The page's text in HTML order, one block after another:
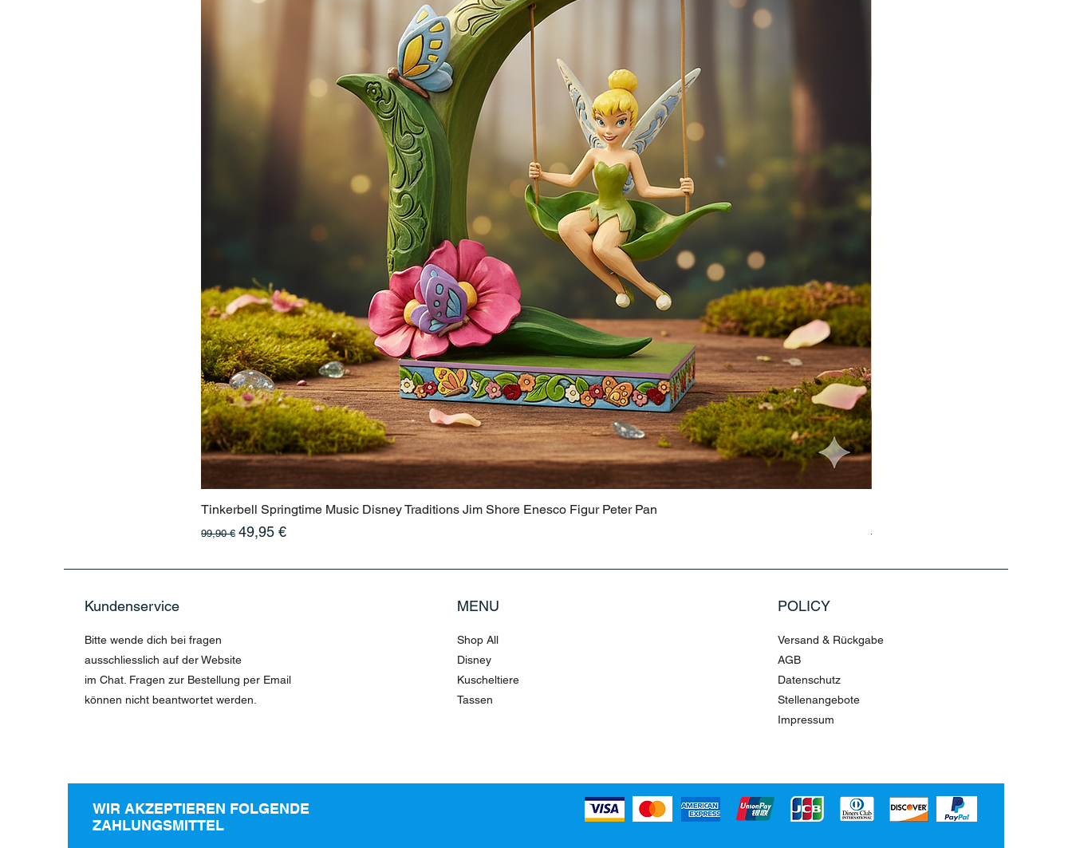
Tinkerbell Springtime Music Disney Traditions Jim Shore Enesco Figur Peter Pan
Standardpreis
99,90 € Sale-Preis
49,95 € Standardpreis
10,90 €
Kundenservice
Bitte wende dich bei fragen
ausschliesslich auf der Website
im Chat. Fragen zur Bestellung per Email
können nicht beantwortet werden.
MENU
Shop All
Disney
Kuscheltiere
Tassen
POLICY
Versand & Rückgabe
AGB
Datenschutz
Stellenangebote
Impressum
WIR AKZEPTIEREN FOLGENDE
ZAHLUNGSMITTEL